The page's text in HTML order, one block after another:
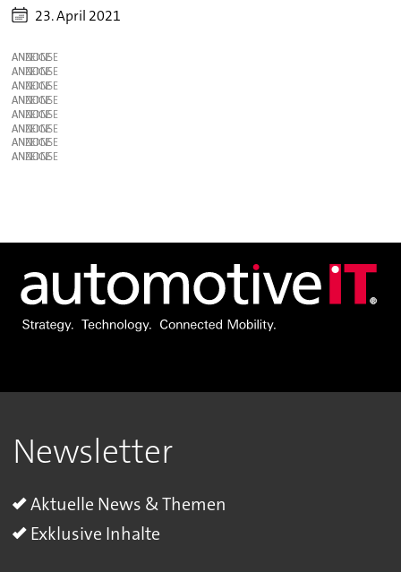
23. April 2021
ANZEIGE
ANZEIGE
ANZEIGE
ANZEIGE
ANZEIGE
ANZEIGE
ANZEIGE
ANZEIGE
Newsletter
Aktuelle News & Themen
Exklusive Inhalte